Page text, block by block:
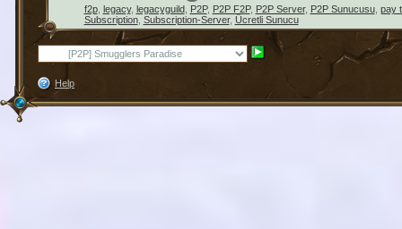
f2p, legacy, legacyguild, P2P, P2P F2P, P2P Server, P2P Sunucusu, pay
Subscription, Subscription-Server, Ücretli Sunucu
Help